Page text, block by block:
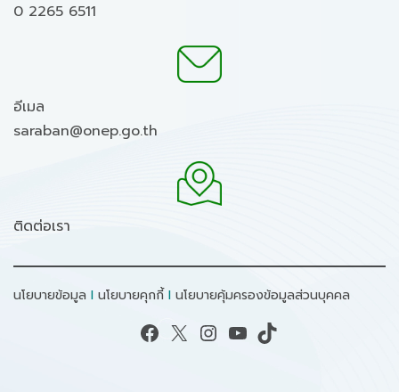
0 2265 6511
อีเมล
saraban@onep.go.th
ติดต่อเรา
นโยบายข้อมูล I นโยบายคุกกี้ I นโยบายคุ้มครองข้อมูลส่วนบุคคล
Facebook X Instagram YouTube TikTok